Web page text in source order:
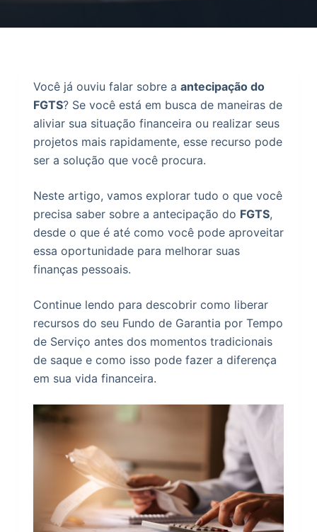
o
Você já ouviu falar sobre a antecipação do
FGTS? Se você está em busca de maneiras de
aliviar sua situação financeira ou realizar seus
projetos mais rapidamente, esse recurso pode
ser a solução que você procura.
Neste artigo, vamos explorar tudo o que você
precisa saber sobre a antecipação do FGTS,
desde o que é até como você pode aproveitar
essa oportunidade para melhorar suas
finanças pessoais.
Continue lendo para descobrir como liberar
recursos do seu Fundo de Garantia por Tempo
de Serviço antes dos momentos tradicionais
de saque e como isso pode fazer a diferença
em sua vida financeira.